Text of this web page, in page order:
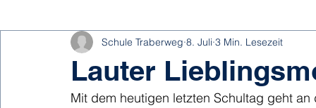
Lauter
Schule Traberweg 8. Juli 3 Min. Lesezeit
Mit dem heutigen letzten Schultag geht